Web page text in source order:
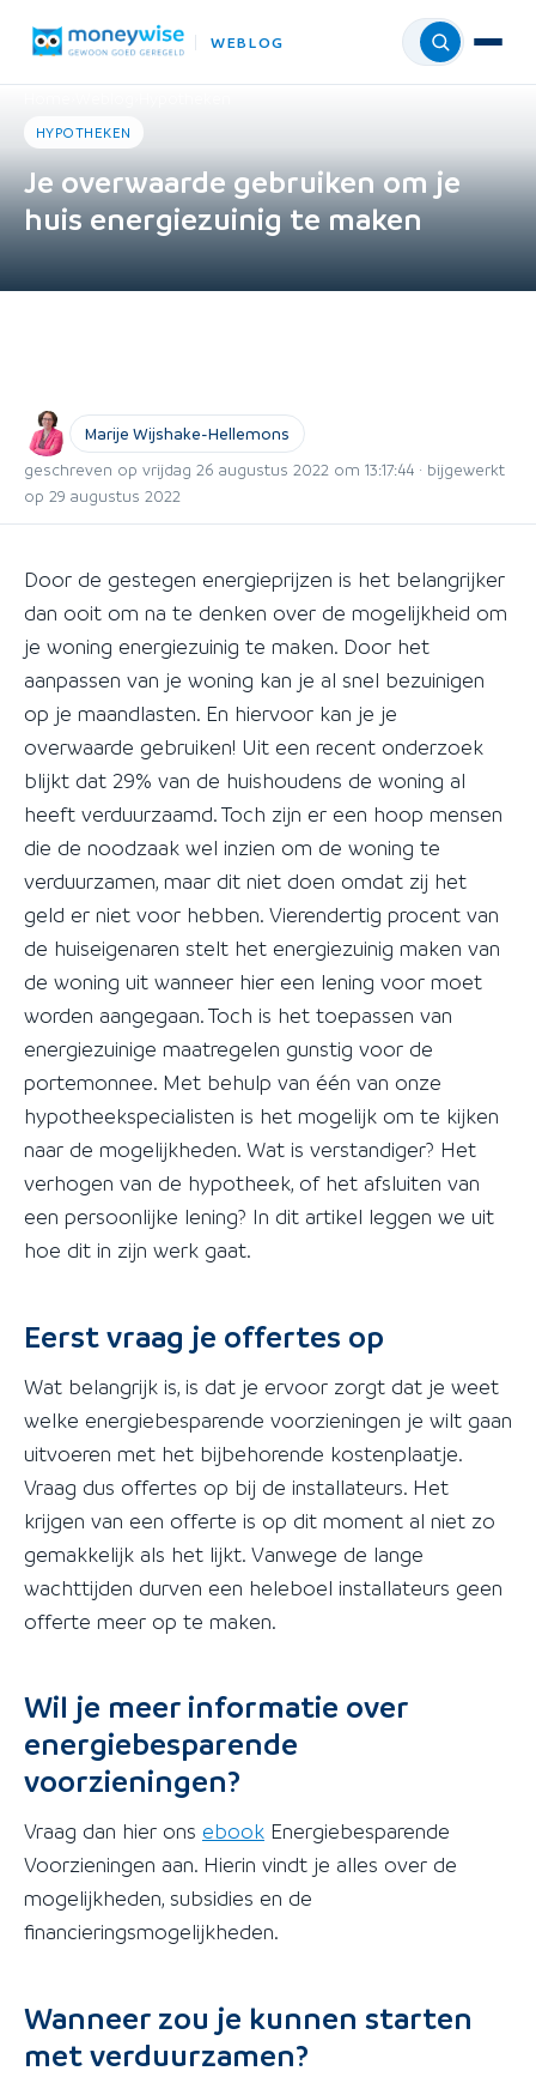
WEBLOG Menu
HYPOTHEKEN
Je overwaarde gebruiken om je
huis energiezuinig te maken
Marije Wijshake-Hellemons
geschreven op vrijdag 26 augustus 2022 om 13:17:44 · bijgewerkt
op 29 augustus 2022
Door de gestegen energieprijzen is het belangrijker
dan ooit om na te denken over de mogelijkheid om
je woning energiezuinig te maken. Door het
aanpassen van je woning kan je al snel bezuinigen
op je maandlasten. En hiervoor kan je je
overwaarde gebruiken! Uit een recent onderzoek
blijkt dat 29% van de huishoudens de woning al
heeft verduurzaamd. Toch zijn er een hoop mensen
die de noodzaak wel inzien om de woning te
verduurzamen, maar dit niet doen omdat zij het
geld er niet voor hebben. Vierendertig procent van
de huiseigenaren stelt het energiezuinig maken van
de woning uit wanneer hier een lening voor moet
worden aangegaan. Toch is het toepassen van
energiezuinige maatregelen gunstig voor de
portemonnee. Met behulp van één van onze
hypotheekspecialisten is het mogelijk om te kijken
naar de mogelijkheden. Wat is verstandiger? Het
verhogen van de hypotheek, of het afsluiten van
een persoonlijke lening? In dit artikel leggen we uit
hoe dit in zijn werk gaat.
Eerst vraag je offertes op
Wat belangrijk is, is dat je ervoor zorgt dat je weet
welke energiebesparende voorzieningen je wilt gaan
uitvoeren met het bijbehorende kostenplaatje.
Vraag dus offertes op bij de installateurs. Het
krijgen van een offerte is op dit moment al niet zo
gemakkelijk als het lijkt. Vanwege de lange
wachttijden durven een heleboel installateurs geen
offerte meer op te maken.
Wil je meer informatie over
energiebesparende
voorzieningen?
Vraag dan hier ons ebook Energiebesparende
Voorzieningen aan. Hierin vindt je alles over de
mogelijkheden, subsidies en de
financieringsmogelijkheden.
Wanneer zou je kunnen starten
met verduurzamen?